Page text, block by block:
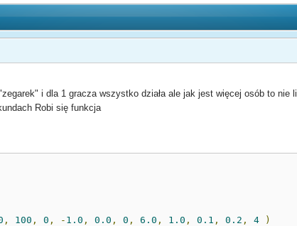
i dla 1 gracza wszystko działa ale jak jest więcej osób to
Robi się funkcja
, 100 , 0 , - 1.0 , 0.0 , 0 , 6.0 , 1.0 , 0.1 , 0.2 , 4 )